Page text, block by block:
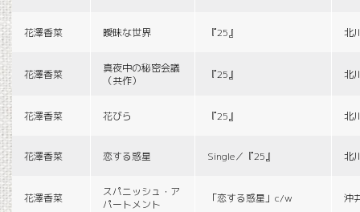
花澤香菜 曖昧な世界 『25』 北
花澤香菜
真夜中の秘密会議
（共作）
『25』 北
花澤香菜 花びら 『25』 北
花澤香菜 恋する惑星 Single／『25』 北
花澤香菜
スパニッシュ・ア
パートメント
「恋する惑星」c/w 沖